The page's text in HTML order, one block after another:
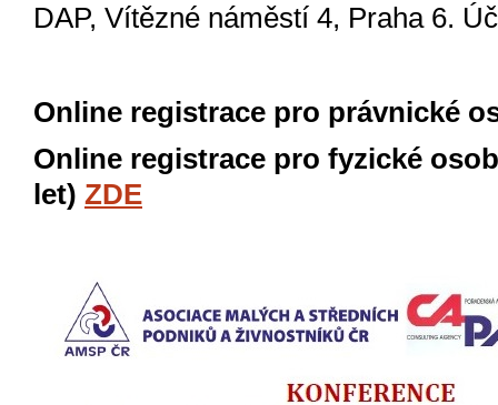
DAP, Vítězné náměstí 4, Praha 6.
Online registrace pro právnické
Online registrace pro fyzické
let) ZDE